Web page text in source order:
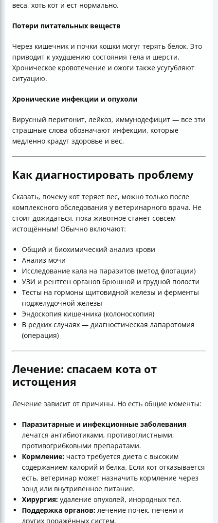
веса, хоть кот и ест нормально.
Потери питательных веществ
Через кишечник и почки кошки могут терять белок. Это
приводит к ухудшению состояния тела и шерсти.
Хроническое кровотечение и ожоги также усугубляют
ситуацию.
Хронические инфекции и опухоли
Вирусный перитонит, лейкоз, иммунодефицит — все эти
страшные слова обозначают инфекции, которые
медленно крадут здоровье и вес.
Как диагностировать проблему
Сказать, почему кот теряет вес, можно только после
комплексного обследования у ветеринарного врача. Не
стоит дожидаться, пока животное станет совсем
истощённым! Обычно включают:
Общий и биохимический анализ крови
Анализ мочи
Исследование кала на паразитов (метод флотации)
УЗИ и рентген органов брюшной и грудной полости
Тесты на гормоны щитовидной железы и ферменты
поджелудочной железы
Эндоскопия кишечника (колоноскопия)
В редких случаях — диагностическая лапаротомия
(операция)
Лечение: спасаем кота от
истощения
Лечение зависит от причины. Но есть общие моменты:
Паразитарные и инфекционные заболевания
лечатся антибиотиками, противоглистными,
противогрибковыми препаратами.
Кормление: часто требуется диета с высоким
содержанием калорий и белка. Если кот отказывается
есть, ветеринар может назначить кормление через
зонд или внутривенное питание.
Хирургия: удаление опухолей, инородных тел.
Поддержка органов: лечение почек, печени и
других поражённых систем.